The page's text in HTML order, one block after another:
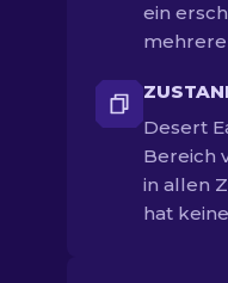
ein
Desert
Bereich
in allen
hat